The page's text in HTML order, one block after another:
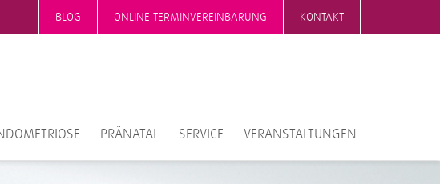
BLOG ONLINE TERMINVEREINBARUNG KONTAKT
PRÄNATAL SERVICE VERANSTALTUNGEN